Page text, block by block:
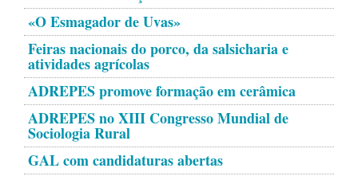
«O Esmagador de Uvas»
Feiras nacionais do porco, da salsicharia e
atividades agrícolas
ADREPES promove formação em cerâmica
ADREPES no XIII Congresso Mundial de
Sociologia Rural
GAL com candidaturas abertas